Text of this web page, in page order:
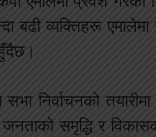
बढी व्यक्तिहरू
सभा निर्वाचनको
समृद्धि र